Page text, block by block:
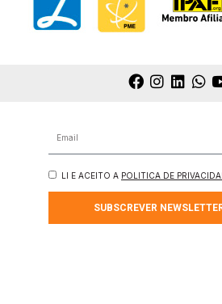
LI E ACEITO A POLITICA DE
SUBSCREVER